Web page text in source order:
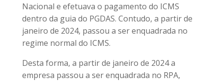
Nacional e efetuava o pagamento do ICMS
dentro da guia do PGDAS. Contudo, a partir de
janeiro de 2024, passou a ser enquadrada no
regime normal do ICMS.
Desta forma, a partir de janeiro de 2024 a
empresa passou a ser enquadrada no RPA,